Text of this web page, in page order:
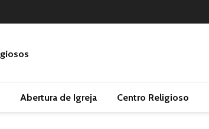
Abertura de Igreja Centro Religioso